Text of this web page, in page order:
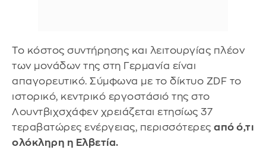
Το κόστος συντήρησης και λειτουργίας πλέον
των μονάδων της στη Γερμανία είναι
απαγορευτικό. Σύμφωνα με το δίκτυο ZDF το
ιστορικό, κεντρικό εργοστάσιό της στο
Λουντβιχσχάφεν χρειάζεται ετησίως 37
τεραβατώρες ενέργειας, περισσότερες από ό,τι
ολόκληρη η Ελβετία.